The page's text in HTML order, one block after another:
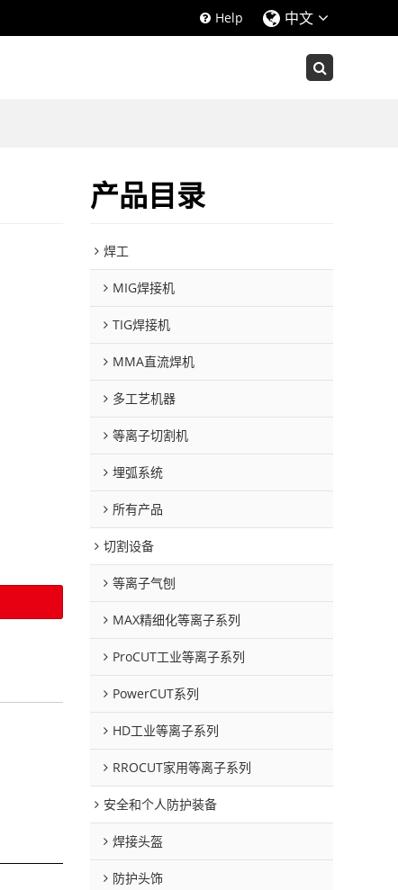
Help 中文
产品目录
焊工
MIG焊接机
TIG焊接机
MMA直流焊机
多工艺机器
等离子切割机
埋弧系统
所有产品
切割设备
等离子气刨
MAX精细化等离子系列
ProCUT工业等离子系列
PowerCUT系列
HD工业等离子系列
RROCUT家用等离子系列
安全和个人防护装备
焊接头盔
防护头饰